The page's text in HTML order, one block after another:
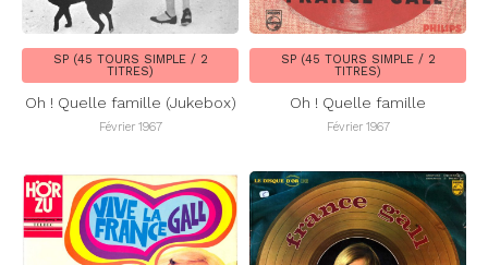
SP (45 TOURS SIMPLE / 2
TITRES)
Oh ! Quelle famille (Jukebox)
Février 1967
SP (45 TOURS SIMPLE / 2
TITRES)
Oh ! Quelle famille
Février 1967